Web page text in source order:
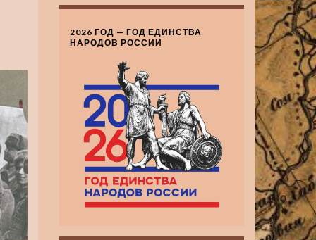
2026 ГОД — ГОД ЕДИНСТВА
НАРОДОВ РОССИИ